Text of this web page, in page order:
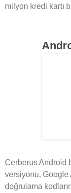
milyon kredi kartı
Cerberus Android
versiyonu, Google
doğrulama